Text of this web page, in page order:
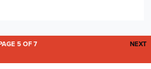
NEXT
PAGE 5 OF 7